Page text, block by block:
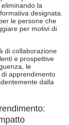
la
designata.
le persone che
per motivi di
di collaborazione
e prospettive
le
apprendimento
dalla